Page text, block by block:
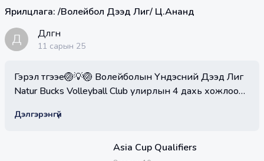
Ярилцлага: /Волейбол Дээд Лиг/ Ц.Ананд
Д Дөлгөөн
11 сарын 25
Гэрэл түгээе🏐💡🏐 Волейболын Үндэсний Дээд Лиг
Natur Bucks Volleyball Club улирлын 4 дахь хожлоо
тоглосон Ц.Анандын тоглолтын дараах сэтгэгдлийг
тоглолтоо Төв Миг багийн эсрэг тоглож байна.
Дэлгэрэнгүй
Asia Cup Qualifiers